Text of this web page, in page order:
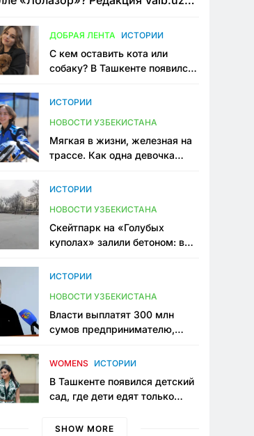
ДОБРАЯ ЛЕНТА ИСТОРИИ
С кем оставить кота или
собаку? В Ташкенте появился
ИСТОРИИ
НОВОСТИ УЗБЕКИСТАНА
Мягкая в жизни, железная на
трассе. Как одна девочка
Узбекистане
ИСТОРИИ
НОВОСТИ УЗБЕКИСТАНА
Скейтпарк на «Голубых
куполах» залили бетоном: в
одно общественное
ИСТОРИИ
НОВОСТИ УЗБЕКИСТАНА
Власти выплатят 300 млн
сумов предпринимателю,
тюрьме по незаконному
WOMENS ИСТОРИИ
В Ташкенте появился детский
сад, где дети едят только
мама, которая устала просить
SHOW MORE